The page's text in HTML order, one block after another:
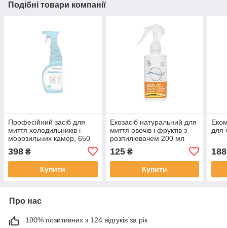
Подібні товари компанії
Професійний засіб для
миття холодильників і
морозильних камер, 650
398 ₴
Купити
Екозасіб натуральний для
миття овочів і фруктів з
розпилювачем 200 мл
125₴
Купити
для
188
Про нас
100% позитивних з 124 відгуків за рік